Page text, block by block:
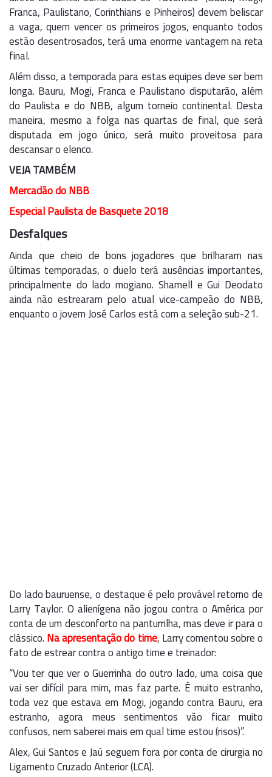
Franca, Paulistano, Corinthians e Pinheiros) devem beliscar
a vaga, quem vencer os primeiros jogos, enquanto todos
estão desentrosados, terá uma enorme vantagem na reta
final.
Além disso, a temporada para estas equipes deve ser bem
longa. Bauru, Mogi, Franca e Paulistano disputarão, além
do Paulista e do NBB, algum torneio continental. Desta
maneira, mesmo a folga nas quartas de final, que será
disputada em jogo único, será muito proveitosa para
descansar o elenco.
VEJA TAMBÉM
Mercadão do NBB
Especial Paulista de Basquete 2018
Desfalques
Ainda que cheio de bons jogadores que brilharam nas
últimas temporadas, o duelo terá ausências importantes,
principalmente do lado mogiano. Shamell e Gui Deodato
ainda não estrearam pelo atual vice-campeão do NBB,
enquanto o jovem José Carlos está com a seleção sub-21.
Do lado bauruense, o destaque é pelo provável retorno de
Larry Taylor. O alienígena não jogou contra o América por
conta de um desconforto na panturrilha, mas deve ir para o
clássico.Na apresentação do time, Larry comentou sobre o
fato de estrear contra o antigo time e treinador:
“Vou ter que ver o Guerrinha do outro lado, uma coisa que
vai ser difícil para mim, mas faz parte. É muito estranho,
toda vez que estava em Mogi, jogando contra Bauru, era
estranho, agora meus sentimentos vão ficar muito
confusos, nem saberei mais em qual time estou (risos)”.
Alex, Gui Santos e Jaú seguem fora por conta de cirurgia no
Ligamento Cruzado Anterior (LCA).